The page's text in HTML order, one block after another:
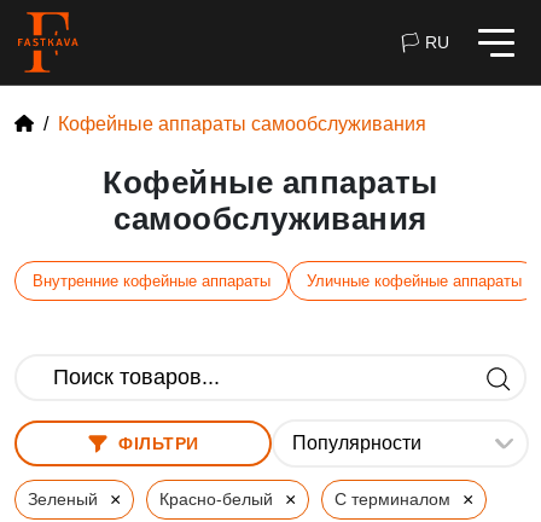
🏳 RU
Кофейные аппараты самообслуживания
Кофейные аппараты
самообслуживания
Внутренние кофейные аппараты Уличные кофейные аппараты
ФІЛЬТРИ
Зеленый × Красно-белый × С терминалом ×